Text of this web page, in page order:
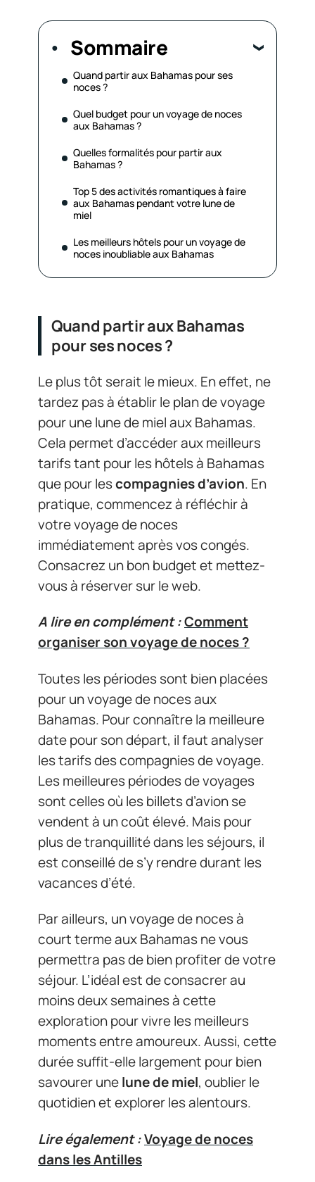
Sommaire
Quand partir aux Bahamas pour ses
noces ?
Quel budget pour un voyage de noces
aux Bahamas ?
Quelles formalités pour partir aux
Bahamas ?
Top 5 des activités romantiques à faire
aux Bahamas pendant votre lune de
miel
Les meilleurs hôtels pour un voyage de
noces inoubliable aux Bahamas
Quand partir aux Bahamas
pour ses noces ?
Le plus tôt serait le mieux. En effet, ne
tardez pas à établir le plan de voyage
pour une lune de miel aux Bahamas.
Cela permet d’accéder aux meilleurs
tarifs tant pour les hôtels à Bahamas
que pour lescompagnies d’avion. En
pratique, commencez à réfléchir à
votre voyage de noces
immédiatement après vos congés.
Consacrez un bon budget et mettez-
vous à réserver sur le web.
A lire en complément :Comment
organiser son voyage de noces ?
Toutes les périodes sont bien placées
pour un voyage de noces aux
Bahamas. Pour connaître la meilleure
date pour son départ, il faut analyser
les tarifs des compagnies de voyage.
Les meilleures périodes de voyages
sont celles où les billets d’avion se
vendent à un coût élevé. Mais pour
plus de tranquillité dans les séjours, il
est conseillé de s’y rendre durant les
vacances d’été.
Par ailleurs, un voyage de noces à
court terme aux Bahamas ne vous
permettra pas de bien profiter de votre
séjour. L’idéal est de consacrer au
moins deux semaines à cette
exploration pour vivre les meilleurs
moments entre amoureux. Aussi, cette
durée suffit-elle largement pour bien
savourer unelune de miel, oublier le
quotidien et explorer les alentours.
Lire également :Voyage de noces
dans les Antilles